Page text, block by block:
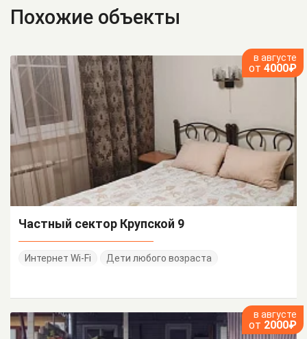
Похожие объекты
в августе
от 4000₽
Частный сектор Крупской 9
Интернет Wi-Fi Дети любого возраста
в августе
от 2000₽